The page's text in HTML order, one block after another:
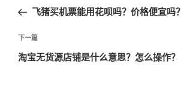
导
航
一
文
章
飞猪买机票能用花呗吗？价格便宜吗？
下
一
下一篇
淘宝无货源店铺是什么意思？怎么操作？